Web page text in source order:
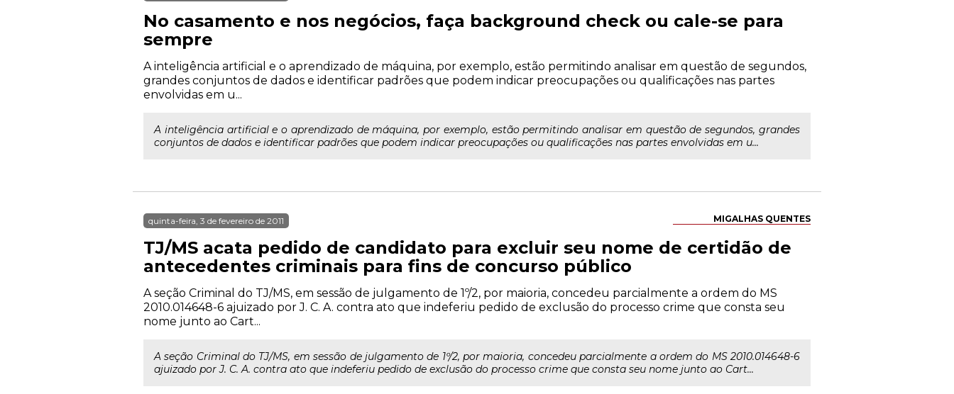
No casamento e nos negócios, faça background check ou cale-se para
sempre
A inteligência artificial e o aprendizado de máquina, por exemplo, estão permitindo analisar em questão de segundos,
grandes conjuntos de dados e identificar padrões que podem indicar preocupações ou qualificações nas partes
envolvidas em u...
A inteligência artificial e o aprendizado de máquina, por exemplo, estão permitindo analisar em questão de segundos, grandes
conjuntos de dados e identificar padrões que podem indicar preocupações ou qualificações nas partes envolvidas em u...
MIGALHAS QUENTES
quinta-feira, 3 de fevereiro de 2011
TJ/MS acata pedido de candidato para excluir seu nome de certidão de
antecedentes criminais para fins de concurso público
A seção Criminal do TJ/MS, em sessão de julgamento de 1º/2, por maioria, concedeu parcialmente a ordem do MS
2010.014648-6 ajuizado por J. C. A. contra ato que indeferiu pedido de exclusão do processo crime que consta seu
nome junto ao Cart...
A seção Criminal do TJ/MS, em sessão de julgamento de 1º/2, por maioria, concedeu parcialmente a ordem do MS 2010.014648-6
ajuizado por J. C. A. contra ato que indeferiu pedido de exclusão do processo crime que consta seu nome junto ao Cart...